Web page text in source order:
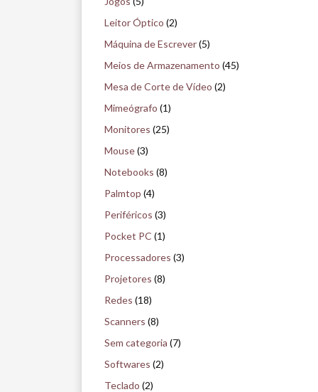
Leitor Óptico (2)
Máquina de Escrever(5)
Meios de Armazenamento (45)
Mesa de Corte de Vídeo (2)
Mimeógrafo (1)
Monitores (25)
Mouse(3)
Notebooks (8)
Palmtop (4)
Periféricos (3)
Pocket PC (1)
Processadores (3)
Projetores (8)
Redes (18)
Scanners (8)
Sem categoria (7)
Softwares (2)
Teclado (2)